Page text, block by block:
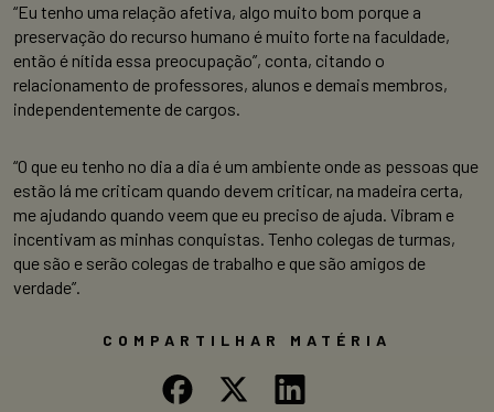
“Eu tenho uma relação afetiva, algo muito bom porque a
preservação do recurso humano é muito forte na faculdade,
então é nítida essa preocupação”, conta, citando o
relacionamento de professores, alunos e demais membros,
independentemente de cargos.
“O que eu tenho no dia a dia é um ambiente onde as pessoas que
estão lá me criticam quando devem criticar, na madeira certa,
me ajudando quando veem que eu preciso de ajuda. Vibram e
incentivam as minhas conquistas. Tenho colegas de turmas,
que são e serão colegas de trabalho e que são amigos de
verdade”.
COMPARTILHAR MATÉRIA